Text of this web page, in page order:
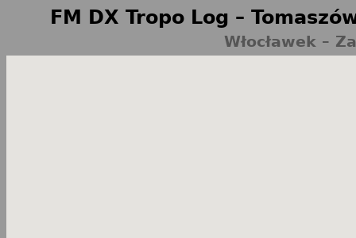
FM DX Tropo Log –
Włocławek –